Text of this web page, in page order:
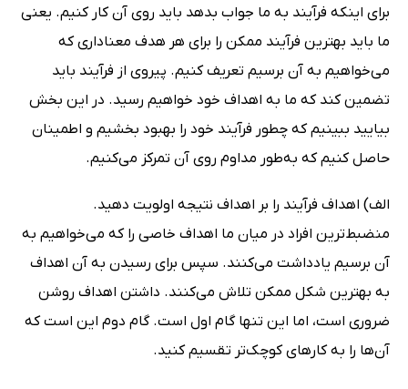
برای اینکه فرآیند به ما جواب بدهد باید روی آن کار کنیم. یعنی
ما باید بهترین فرآیند ممکن را برای هر هدف معناداری که
می‌خواهیم به آن برسیم تعریف کنیم. پیروی از فرآیند باید
تضمین کند که ما به اهداف خود خواهیم رسید. در این بخش
بیایید ببینیم که چطور فرآیند خود را بهبود بخشیم و اطمینان
حاصل کنیم که به‌طور مداوم روی آن تمرکز می‌کنیم.
الف) اهداف فرآیند را بر اهداف نتیجه اولویت دهید.
منضبط‌ترین افراد در میان ما اهداف خاصی را که می‌خواهیم به
آن برسیم یادداشت می‌کنند. سپس برای رسیدن به آن اهداف
به بهترین شکل ممکن تلاش می‌کنند. داشتن اهداف روشن
ضروری است، اما این تنها گام اول است. گام دوم این است که
آن‌ها را به کارهای کوچک‌تر تقسیم کنید.